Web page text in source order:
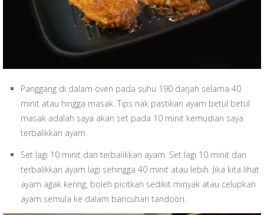
Panggang di dalam oven pada suhu 190 darjah selama 40
minit atau hingga masak. Tips nak pastikan ayam betul betul
masak adalah saya akan set pada 10 minit kemudian saya
terbalikkan ayam.
Set lagi 10 minit dan terbalikkan ayam. Set lagi 10 minit dan
terbalikkan ayam lagi sehingga 40 minit atau lebih. Jika kita lihat
ayam agak kering, boleh picitkan sedikit minyak atau celupkan
ayam semula ke dalam bancuhan tandoori.